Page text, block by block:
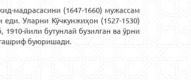
мадрасасини (1647-1660) мужассам
Уларни Кўчкунжиҳон (1527-1530)
1910-йили бутунлай бузилган ва ўрни
ташриф буюришади.